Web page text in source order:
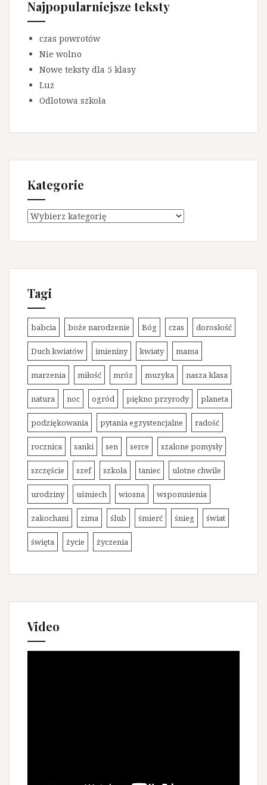
Najpopularniejsze teksty
czas powrotów
Nie wolno
Nowe teksty dla 5 klasy
Luz
Odlotowa szkoła
Kategorie
K
t
g
r
i
e
Tagi
babcia boże narodzenie Bóg czas dorosłość
Duch kwiatów imieniny kwiaty mama
marzenia miłość mróz muzyka nasza klasa
natura noc ogród piękno przyrody planeta
podziękowania pytania egzystencjalne radość
rocznica sanki sen serce szalone pomysły
szczęście szef szkoła taniec ulotne chwile
urodziny uśmiech wiosna wspomnienia
zakochani zima ślub śmierć śnieg świat
święta życie życzenia
Video